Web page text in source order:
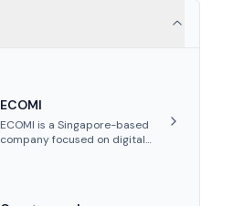
ECOMI
ECOMI is a Singapore-based
company focused on digital